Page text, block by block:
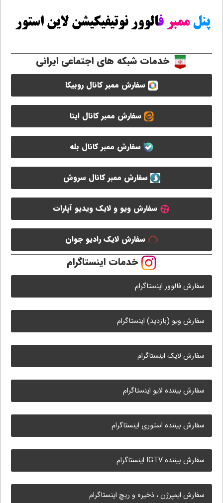
خدمات شبکه های اجتماعی ایرانی
سفارش ممبر کانال روبیکا
سفارش ممبر کانال ایتا
سفارش ممبر کانال بله
سفارش ممبر کانال سروش
سفارش ویو و لایک ویدیو آپارات
سفارش لایک رادیو جوان
خدمات اینستاگرام
سفارش فالوور اینستاگرام
سفارش ویو (بازدید) اینستاگرام
سفارش لایک اینستاگرام
سفارش بیننده لایو اینستاگرام
سفارش بیننده استوری اینستاگرام
سفارش بیننده IGTV اینستاگرام
سفارش ایمپرژن ، ذخیره و ریچ اینستاگرام